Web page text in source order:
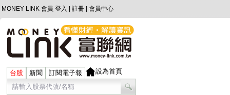
MONEY LINK 會員 登入 註冊 會員中心
台股 新聞 訂閱電子報 設為首頁